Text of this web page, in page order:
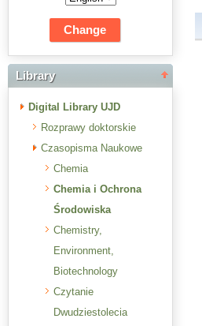
Library
Digital Library UJD
Rozprawy doktorskie
Czasopisma Naukowe
Chemia
Chemia i Ochrona
Środowiska
Chemistry,
Environment,
Biotechnology
Czytanie
Dwudziestolecia